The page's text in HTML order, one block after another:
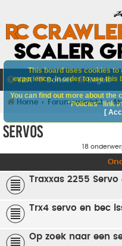
V&A Doneer Regels
Home Forumoverzicht
Servos
18
Traxxas 2255 Servo
Trx4 servo en bec
Op zoek naar een
This board uses cookies
experience. In order to use this
You can find out more about the
"Policies" link
[